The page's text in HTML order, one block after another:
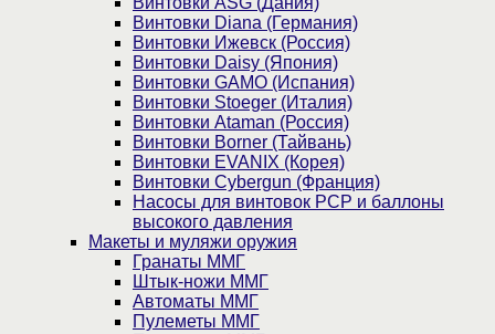
Винтовки Diana (Германия)
Винтовки Ижевск (Россия)
Винтовки Daisy (Япония)
Винтовки GAMO (Испания)
Винтовки Stoeger (Италия)
Винтовки Ataman (Россия)
Винтовки Borner (Тайвань)
Винтовки EVANIX (Корея)
Винтовки Cybergun (Франция)
Насосы для винтовок PCP и баллоны
высокого давления
Макеты и муляжи оружия
Гранаты ММГ
Штык-ножи ММГ
Автоматы ММГ
Пулеметы ММГ